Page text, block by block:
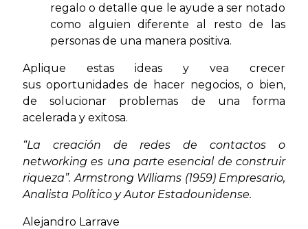
regalo o detalle que le ayude a ser notado
como alguien diferente al resto de las
personas de una manera positiva.
Aplique estas ideas y vea crecer
sus oportunidades de hacer negocios, o bien,
de solucionar problemas de una forma
acelerada y exitosa.
“La creación de redes de contactos o
networking es una parte esencial de construir
riqueza”. Armstrong Wlliams (1959) Empresario,
Analista Político y Autor Estadounidense.
Alejandro Larrave